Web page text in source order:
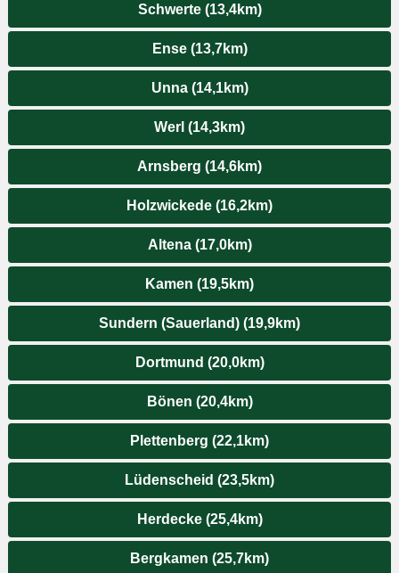
Schwerte (13,4km)
Ense (13,7km)
Unna (14,1km)
Werl (14,3km)
Arnsberg (14,6km)
Holzwickede (16,2km)
Altena (17,0km)
Kamen (19,5km)
Sundern (Sauerland) (19,9km)
Dortmund (20,0km)
Bönen (20,4km)
Plettenberg (22,1km)
Lüdenscheid (23,5km)
Herdecke (25,4km)
Bergkamen (25,7km)